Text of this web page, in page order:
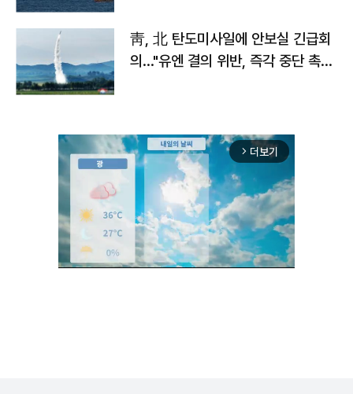
靑, 北 탄도미사일에 안보실 긴급회
의…"유엔 결의 위반, 즉각 중단 촉
arrow_forward_ios 더보기